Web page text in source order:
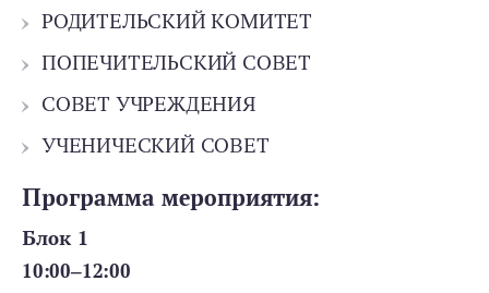
РОДИТЕЛЬСКИЙ КОМИТЕТ
ПОПЕЧИТЕЛЬСКИЙ СОВЕТ
СОВЕТ УЧРЕЖДЕНИЯ
УЧЕНИЧЕСКИЙ СОВЕТ
Программа мероприятия:
Блок 1
10:00‒12:00